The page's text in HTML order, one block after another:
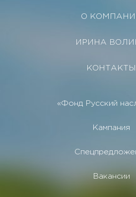
О
ИРИНА
КОНТАКТЫ
«Фонд Русский
Кампания
Вакансии